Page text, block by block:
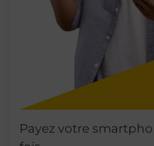
Payez votre